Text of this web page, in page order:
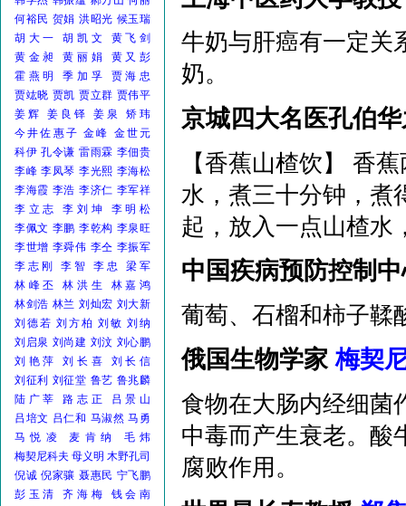
何裕民 贺娟 洪昭光 候玉瑞
胡大一
胡凯文
黄飞剑
黄金昶
黄丽娟
黄又彭
霍燕明
季加孚
贾海忠
贾竑晓 贾凯 贾立群 贾伟平
姜辉
姜良铎 姜泉
矫玮
今井佐惠子 金峰 金世元
科伊 孔令谦 雷雨霖 李佃贵
李峰 李凤琴 李光熙 李海松
李海霞 李浩 李济仁 李军祥
李立志
李刘坤
李明松
李佩文 李鹏 李乾构 李泉旺
李世增 李舜伟 李仝 李振军
李志刚
李智 李忠
梁军
林峰丕
林洪生
林嘉鸿
林剑浩 林兰 刘灿宏 刘大新
刘德若 刘方柏 刘敏 刘纳
刘启泉 刘尚建 刘汶 刘心鹏
刘艳萍
刘长喜
刘长信
刘征利 刘征堂 鲁艺 鲁兆麟
陆广莘
路志正
吕景山
吕培文 吕仁和 马淑然 马勇
马悦凌
麦肯纳
毛炜
梅契尼科夫 母义明 木野孔司
倪诚 倪家骧 聂惠民 宁飞鹏
彭玉清
齐海梅
钱会南
牛奶与肝癌有一定关
奶。
京城四大名医孔伯
【香蕉山楂饮】 香
水，煮三十分钟，煮
起，放入一点山楂水
中国疾病预防控制
葡萄、石榴和柿子鞣
俄国生物学家梅契
食物在大肠内经细菌
中毒而产生衰老。酸
腐败作用。